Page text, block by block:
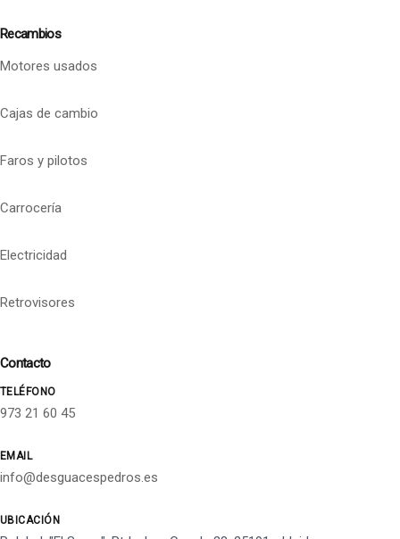
Recambios
Motores usados
Cajas de cambio
Faros y pilotos
Carrocería
Electricidad
Retrovisores
Contacto
TELÉFONO
973 21 60 45
EMAIL
info@desguacespedros.es
UBICACIÓN